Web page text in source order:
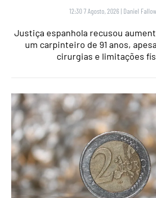
12:30 7 Agosto, 2026 | Daniel
Justiça espanhola recusou
um carpinteiro de 91 anos,
cirurgias e limitações